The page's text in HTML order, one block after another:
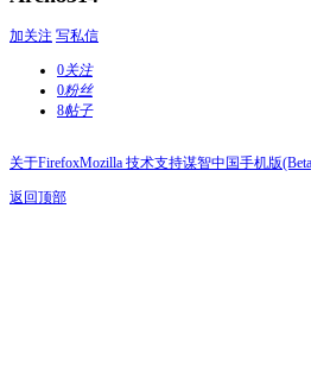
加关注 写私信
0关注
0粉丝
8帖子
关于FirefoxMozilla 技术支持谋智中国手机版
返回顶部